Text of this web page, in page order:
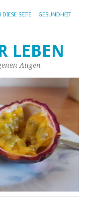
SEITE GESUNDHEIT
LEBEN
Augen